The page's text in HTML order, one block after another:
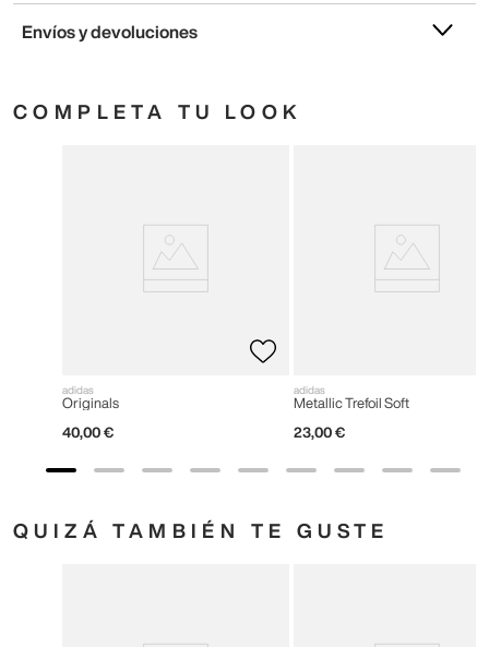
Envíos y devoluciones
COMPLETA TU LOOK
adidas
Originals
40,00 €
adidas
Metallic Trefoil Soft
23,00 €
QUIZÁ TAMBIÉN TE GUSTE